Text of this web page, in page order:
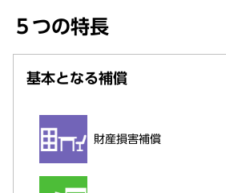
５つの特長
基本となる補償
財産損害補償